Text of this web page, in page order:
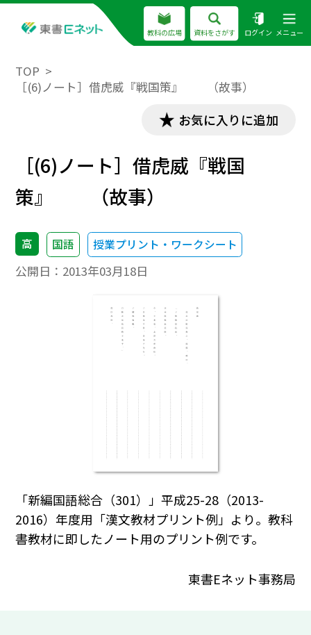
教科の広場 資料をさがす ログイン メニュー
TOP
［(6)ノート］借虎威『戦国策』 （故事）
お気に入りに追加
［(6)ノート］借虎威『戦国
策』 （故事）
高 国語 授業プリント・ワークシート
公開日： 2013年03月18日
「新編国語総合（301）」平成25-28（2013-
2016）年度用「漢文教材プリント例」より。教科
書教材に即したノート用のプリント例です。
東書Eネット事務局